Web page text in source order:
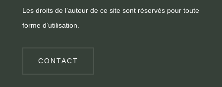
Les droits de l’auteur de ce site sont réservés pour toute
forme d’utilisation.
CONTACT